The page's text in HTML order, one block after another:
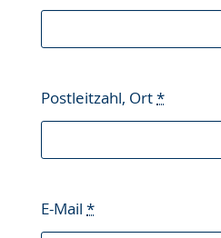
Postleitzahl, Ort*
E-Mail *